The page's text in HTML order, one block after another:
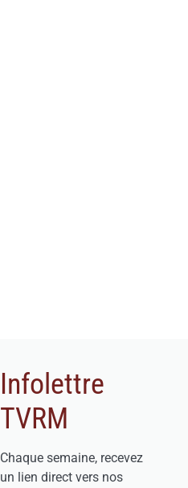
Infolettre
TVRM
Chaque semaine, recevez
un lien direct vers nos